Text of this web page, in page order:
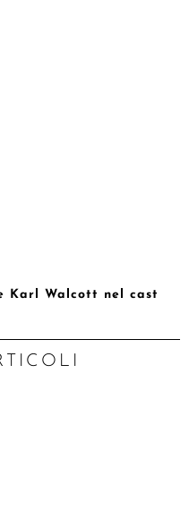
Karl Walcott nel cast